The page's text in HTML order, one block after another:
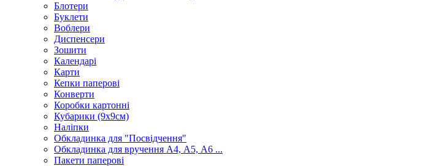
Блотери
Буклети
Воблери
Диспенсери
Зошити
Календарі
Карти
Кепки паперові
Конверти
Коробки картонні
Кубарики (9х9см)
Наліпки
Обкладинка для "Посвідчення"
Обкладинка для вручення А4, А5, А6 ...
Пакети паперові